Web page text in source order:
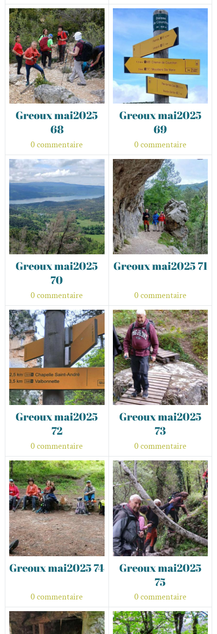
Greoux mai2025
68
0 commentaire
Greoux mai2025
69
0 commentaire
Greoux mai2025
70
0 commentaire
Greoux mai2025 71
0 commentaire
Greoux mai2025
72
0 commentaire
Greoux mai2025
73
0 commentaire
Greoux mai2025 74
0 commentaire
Greoux mai2025
75
0 commentaire